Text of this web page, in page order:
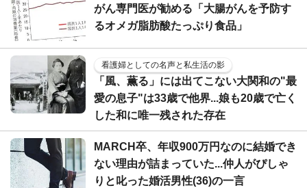
がん専門医が勧める「大腸がんを予防す
るオメガ脂肪酸たっぷり食品」
看護婦としての名声と私生活の影
「風、薫る」には出てこない大関和の"最
愛の息子"は33歳で他界...娘も20歳で亡く
した和に唯一残された存在
MARCH卒、年収900万円なのに結婚でき
ない理由が詰まっていた...仲人がぴしゃ
りと叱った婚活男性(36)の一言